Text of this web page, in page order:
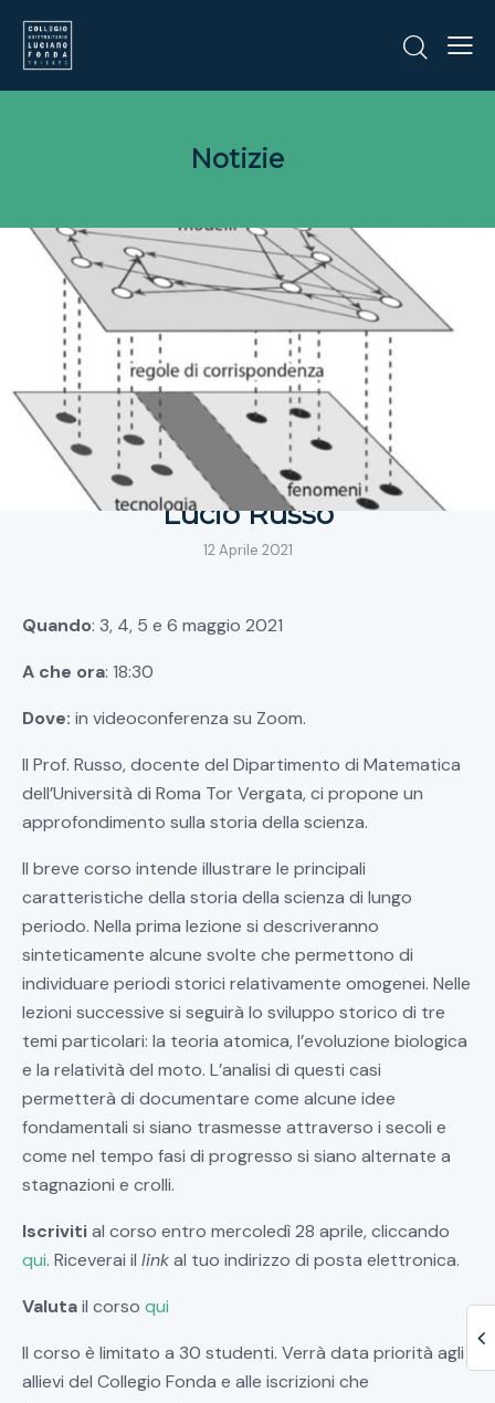
Notizie
CORSI E CONFERENZE NEWS
Corso breve: PERCORSI DI
STORIA DELLA SCIENZA –
Lucio Russo
12 Aprile 2021
Quando: 3, 4, 5 e 6 maggio 2021
A che ora: 18:30
Dove: in videoconferenza su Zoom.
Il Prof. Russo, docente del Dipartimento di Matematica
dell’Università di Roma Tor Vergata, ci propone un
approfondimento sulla storia della scienza.
Il breve corso intende illustrare le principali
caratteristiche della storia della scienza di lungo
periodo. Nella prima lezione si descriveranno
sinteticamente alcune svolte che permettono di
individuare periodi storici relativamente omogenei. Nelle
lezioni successive si seguirà lo sviluppo storico di tre
temi particolari: la teoria atomica, l’evoluzione biologica
e la relatività del moto. L’analisi di questi casi
permetterà di documentare come alcune idee
fondamentali si siano trasmesse attraverso i secoli e
come nel tempo fasi di progresso si siano alternate a
stagnazioni e crolli.
Iscrivitial corso entro mercoledì 28 aprile, cliccando
qui. Riceverai il linkal tuo indirizzo di posta elettronica.
Valutail corso qui
Il corso è limitato a 30 studenti. Verrà data priorità agli
allievi del Collegio Fonda e alle iscrizioni che